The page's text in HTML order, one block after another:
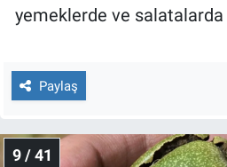
yemeklerde ve salatalarda
Paylaş
9 / 41